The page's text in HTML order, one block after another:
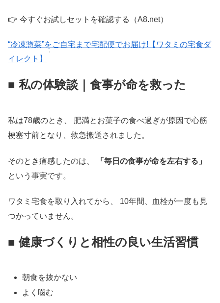
👉 今すぐお試しセットを確認する（A8.net）
“冷凍惣菜”をご自宅まで宅配便でお届け!【ワタミの宅食ダ
イレクト】
■ 私の体験談｜食事が命を救った
私は78歳のとき、 肥満とお菓子の食べ過ぎが原因で心筋
梗塞寸前となり、救急搬送されました。
そのとき痛感したのは、
「毎日の食事が命を左右する」
という事実です。
ワタミ宅食を取り入れてから、 10年間、血栓が一度も見
つかっていません。
■ 健康づくりと相性の良い生活習慣
朝食を抜かない
よく噛む